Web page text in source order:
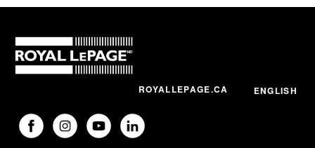
ROYALLEPAGE.CA ENGLISH